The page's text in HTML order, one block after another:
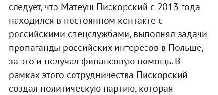
следует, что Матеуш Пискорский с 2013 года
находился в постоянном контакте с
российскими спецслужбами, выполнял задачи
пропаганды российских интересов в Польше,
за это и получал финансовую помощь. В
рамках этого сотрудничества Пискорский
создал политическую партию, которая